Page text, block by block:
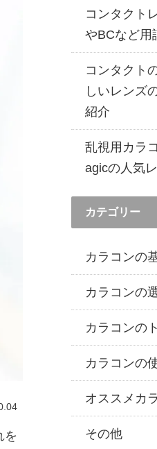
を
コンタクト
やBCなど用
コンタクト
しいレンズ
紹介
乱視用カラ
agicの人気
カテゴリー
カラコンの
カラコンの
カラコンの
カラコンの
オススメカ
その他
覧を見る
乱視用カラコン
カラコン・サークルレンズ
カラコン・サークルレンズ
覧を見る 乱視用カラコン
クリアコンタクトレンズ
乱視用カラコン
乱視用カラコン